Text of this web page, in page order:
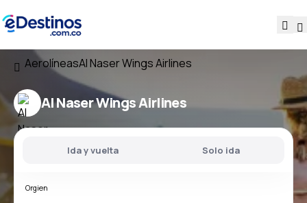
AerolíneasAl Naser Wings Airlines
Al Naser Wings Airlines
Ida y vuelta Solo ida
Orgien